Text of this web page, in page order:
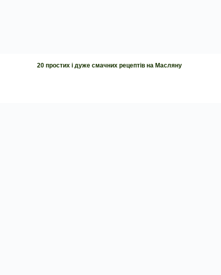
20 простих і дуже смачних рецептів на Масляну